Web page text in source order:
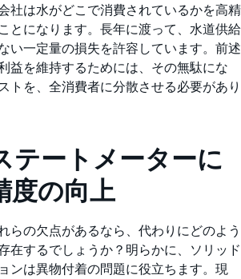
社は水がどこで消費されているかを高精
とになります。長年に渡って、水道供給
い一定量の損失を許容しています。前述
益を維持するためには、その無駄にな
トを、全消費者に分散させる必要があり
テートメーターに
度の向上
らの欠点があるなら、代わりにどのよう
在するでしょうか？明らかに、ソリッド
ンは異物付着の問題に役立ちます。現